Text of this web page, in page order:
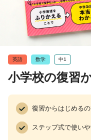
英語 数学 中1
小学校の復習
復習からはじめる
ステップ式で使いや